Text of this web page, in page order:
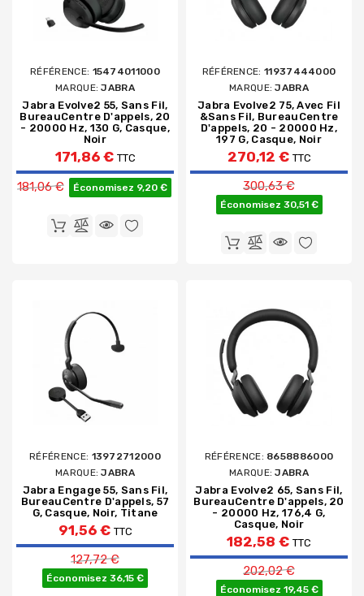
RÉFÉRENCE: 15474011000
MARQUE:JABRA
Jabra Evolve2 55, Sans Fil,
BureauCentre D'appels, 20
- 20000 Hz, 130 G, Casque,
Noir
171,86 € TTC
Prix de base
181,06 € Économisez 9,20 €
RÉFÉRENCE: 11937444000
MARQUE:JABRA
Jabra Evolve2 75, Avec Fil
&sans Fil, BureauCentre
D'appels, 20 - 20000 Hz,
197 G, Casque, Noir
270,12 € TTC
Prix de base
300,63 €
Économisez 30,51 €
RÉFÉRENCE: 13972712000
MARQUE:JABRA
Jabra Engage 55, Sans Fil,
BureauCentre D'appels, 57
G, Casque, Noir, Titane
91,56 € TTC
Prix de base
127,72 €
Économisez 36,15 €
RÉFÉRENCE: 8658886000
MARQUE:JABRA
Jabra Evolve2 65, Sans Fil,
BureauCentre D'appels, 20
- 20000 Hz, 176,4 G,
Casque, Noir
182,58 € TTC
Prix de base
202,02 €
Économisez 19,45 €